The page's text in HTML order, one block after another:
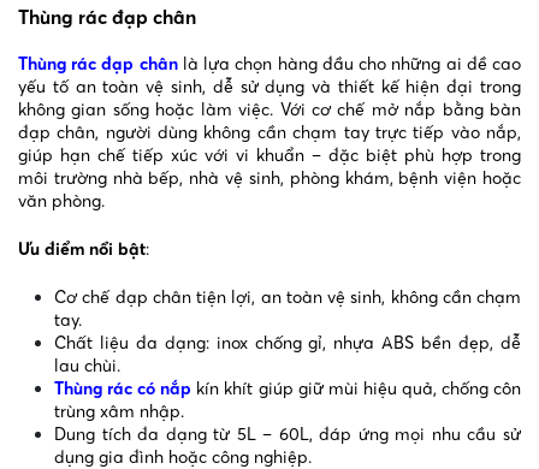
Thùng rác đạp chân
Thùng rác đạp chânlà lựa chọn hàng đầu cho những ai đề cao
yếu tố an toàn vệ sinh, dễ sử dụng và thiết kế hiện đại trong
không gian sống hoặc làm việc. Với cơ chế mở nắp bằng bàn
đạp chân, người dùng không cần chạm tay trực tiếp vào nắp,
giúp hạn chế tiếp xúc với vi khuẩn – đặc biệt phù hợp trong
môi trường nhà bếp, nhà vệ sinh, phòng khám, bệnh viện hoặc
văn phòng.
Ưu điểm nổi bật:
Cơ chế đạp chân tiện lợi, an toàn vệ sinh, không cần chạm
tay.
Chất liệu đa dạng: inox chống gỉ, nhựa ABS bền đẹp, dễ
lau chùi.
Thùng rác có nắp kín khít giúp giữ mùi hiệu quả, chống côn
trùng xâm nhập.
Dung tích đa dạng từ 5L – 60L, đáp ứng mọi nhu cầu sử
dụng gia đình hoặc công nghiệp.